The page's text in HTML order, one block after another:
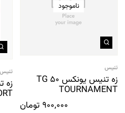
ناموجود
تنیس
زه تنیس یونکس TG 50
TOURNAMENT
900,000 تومان
تنیس